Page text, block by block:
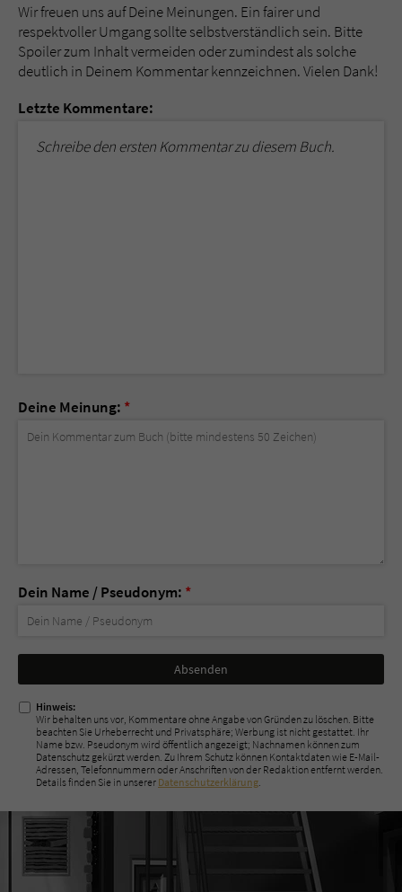
Wir freuen uns auf Deine Meinungen. Ein fairer und
respektvoller Umgang sollte selbstverständlich sein. Bitte
Spoiler zum Inhalt vermeiden oder zumindest als solche
deutlich in Deinem Kommentar kennzeichnen. Vielen Dank!
Letzte Kommentare:
Schreibe den ersten Kommentar zu diesem Buch.
Deine Meinung: *
Dein Name / Pseudonym: *
Nicht
ausfüllen!
Hinweis:
Wir behalten uns vor, Kommentare ohne Angabe von Gründen zu löschen. Bitte
beachten Sie Urheberrecht und Privatsphäre; Werbung ist nicht gestattet. Ihr
Name bzw. Pseudonym wird öffentlich angezeigt; Nachnamen können zum
Datenschutz gekürzt werden. Zu Ihrem Schutz können Kontaktdaten wie E-Mail-
Adressen, Telefonnummern oder Anschriften von der Redaktion entfernt werden.
Details finden Sie in unserer Datenschutzerklärung